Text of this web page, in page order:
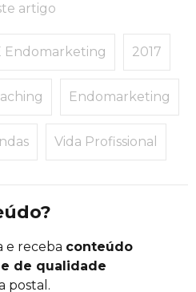
artigo
Endomarketing 2017
Endomarketing
Vida Profissional
e receba conteúdo
de qualidade
postal.